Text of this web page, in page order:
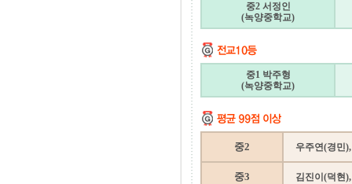
중2 서정인
(녹양중학교)
중1 박주형
(녹양중학교)
중2 우주연(경민
중3 김진이(덕현